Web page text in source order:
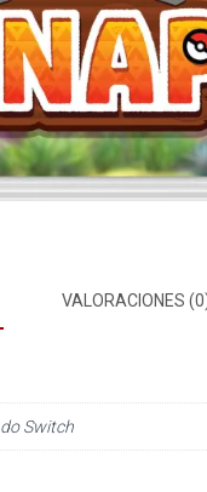
VALORACIONES
Switch